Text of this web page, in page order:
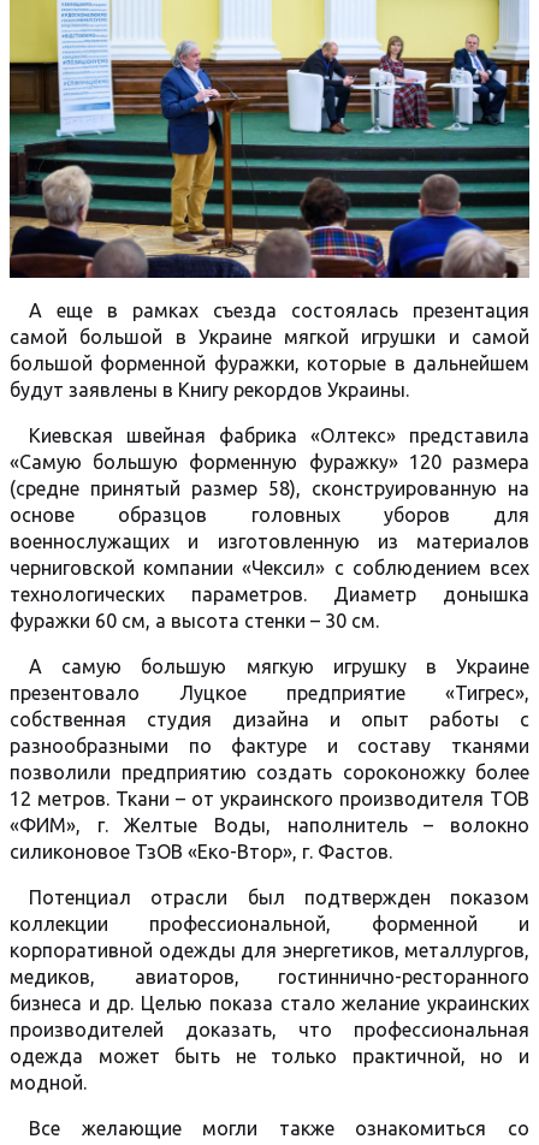
А еще в рамках съезда состоялась презентация
самой большой в Украине мягкой игрушки и самой
большой форменной фуражки, которые в дальнейшем
будут заявлены в Книгу рекордов Украины.
Киевская швейная фабрика «Олтекс» представила
«Самую большую форменную фуражку» 120 размера
(средне принятый размер 58), сконструированную на
основе образцов головных уборов для
военнослужащих и изготовленную из материалов
черниговской компании «Чексил» с соблюдением всех
технологических параметров. Диаметр донышка
фуражки 60 см, а высота стенки – 30 см.
А самую большую мягкую игрушку в Украине
презентовало Луцкое предприятие «Тигрес»,
собственная студия дизайна и опыт работы с
разнообразными по фактуре и составу тканями
позволили предприятию создать сороконожку более
12 метров. Ткани – от украинского производителя ТОВ
«ФИМ», г. Желтые Воды, наполнитель – волокно
силиконовое ТзОВ «Еко-Втор», г. Фастов.
Потенциал отрасли был подтвержден показом
коллекции профессиональной, форменной и
корпоративной одежды для энергетиков, металлургов,
медиков, авиаторов, гостиннично-ресторанного
бизнеса и др. Целью показа стало желание украинских
производителей доказать, что профессиональная
одежда может быть не только практичной, но и
модной.
Все желающие могли также ознакомиться со